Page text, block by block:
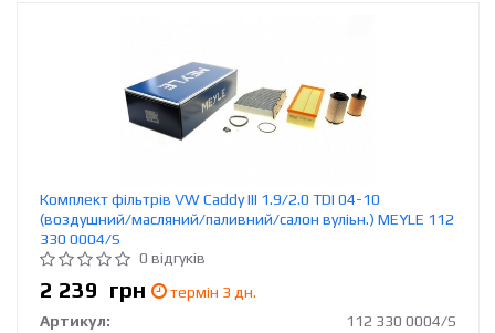
Комплект фільтрів VW Caddy III 1.9/2.0 TDI 04-10
(воздушний/масляний/паливний/салон вуліьн.) MEYLE 112
330 0004/S
0 відгуків
2 239 грн
термін 3 дн.
Артикул:
112 330 0004/S